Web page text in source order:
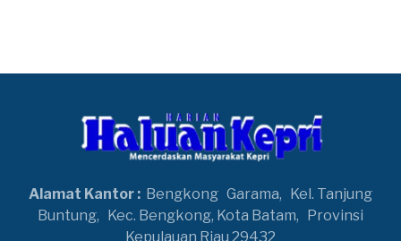
Alamat Kantor : Bengkong Garama,
Kel. Tanjung
Buntung,
Kec. Bengkong, Kota Batam,
Provinsi
Kepulauan Riau 29432